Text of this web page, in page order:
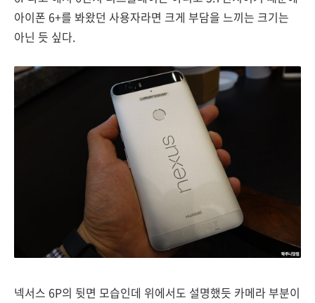
아이폰 6+를 봐왔던 사용자라면 크게 부담을 느끼는 크기는
아닌 듯 싶다.
넥서스 6P의 뒷면 모습인데 위에서도 설명했듯 카메라 부분이